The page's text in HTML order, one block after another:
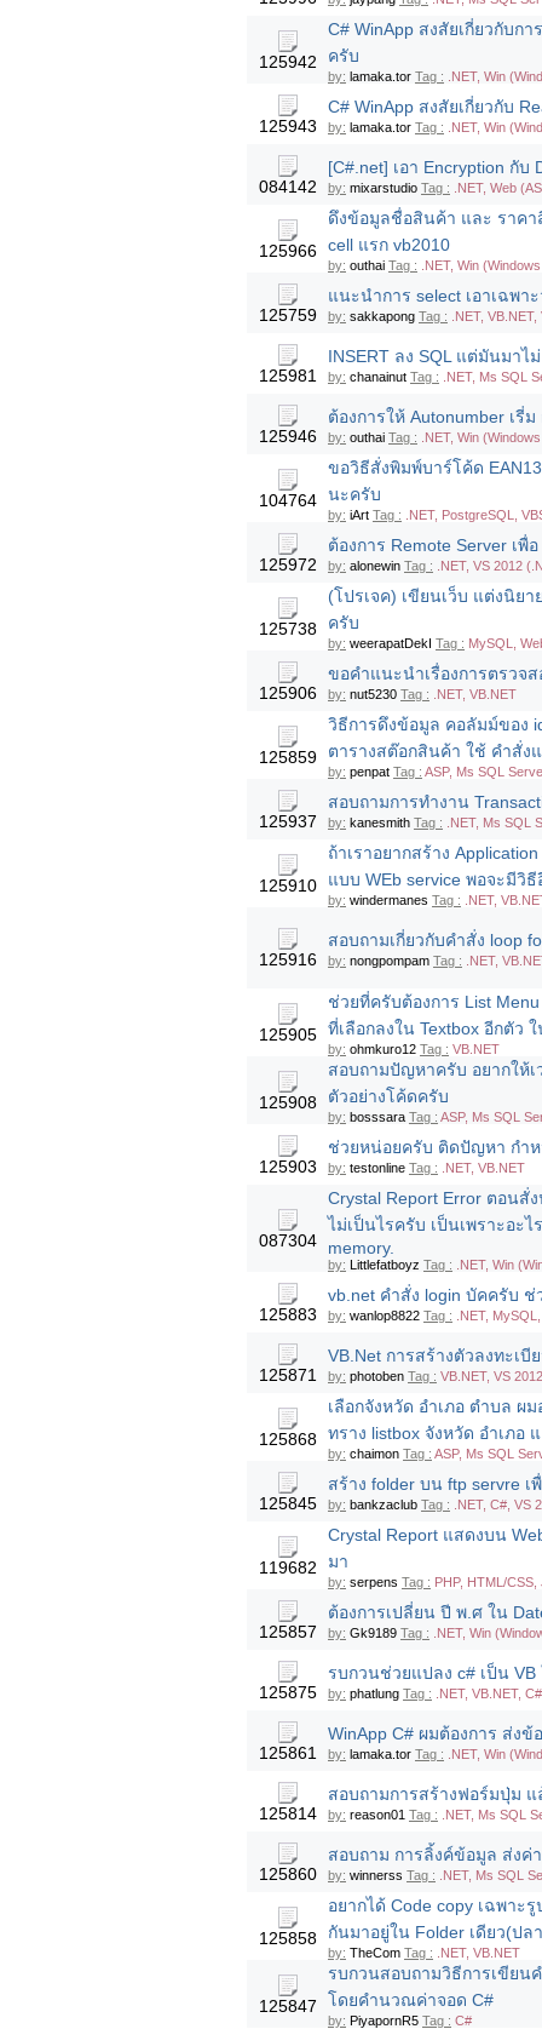
125942
C# WinApp สงสัยเกี่ยวกับก
ครับ
by: lamaka.tor Tag : .NET, Win
125943
C# WinApp สงสัยเกี่ยวกับ
by: lamaka.tor Tag : .NET, Win
084142
[C#.net] เอา Encryption กับ
by: mixarstudio Tag : .NET, Web
125966
ดึงข้อมูลชื่อสินค้า และ ราคา
cell แรก vb2010
by: outhai Tag : .NET, Win
125759
แนะนำการ select เอาเฉพ
by: sakkapong Tag : .NET,
125981
INSERT ลง SQL แต่มันมา
by: chanainut Tag : .NET, Ms SQL
125946
ต้องการให้ Autonumber เรี่
by: outhai Tag : .NET, Win
104764
ขอวิธีสั่งพิมพ์บาร์โค้ด
นะครับ
by: iArt Tag : .NET, PostgreSQL,
125972
ต้องการ Remote Server เ
by: alonewin Tag : .NET, VS 2012
125738
(โปรเจค) เขียนเว็บ แต่งนิ
ครับ
by: weerapatDekI Tag : MySQL,
125906
ขอคำแนะนำเรื่องการตรวจ
by: nut5230 Tag : .NET, VB.NET
125859
วิธีการดึงข้อมูล คอลัมม์ของ
ตารางสต๊อกสินค้า ใช้ คำสั่ง
by: penpat Tag : ASP, Ms SQL
125937
สอบถามการทำงาน
by: kanesmith Tag : .NET, Ms SQL
125910
ถ้าเราอยากสร้าง
แบบ WEb service พอจะมีวิ
by: windermanes Tag : .NET,
125916
สอบถามเกี่ยวกับคำสั่ง loop
by: nongpompam Tag : .NET,
125905
ช่วยที่ครับต้องการ List
ที่เลือกลงใน Textbox อีกตัว
by: ohmkuro12 Tag : VB.NET
125908
สอบถามปัญหาครับ อยากให้
ตัวอย่างโค้ดครับ
by: bosssara Tag : ASP, Ms SQL
125903
ช่วยหน่อยครับ ติดปัญหา กำห
by: testonline Tag : .NET, VB.NET
087304
Crystal Report Error ตอนสั่
ไม่เป็นไรครับ เป็นเพราะอะ
memory.
by: Littlefatboyz Tag : .NET, Win
125883
vb.net คำสั่ง login บัคครับ
by: wanlop8822 Tag : .NET,
125871
VB.Net การสร้างตัวลงทะเบี
by: photoben Tag : VB.NET, VS
125868
เลือกจังหวัด อำเภอ ตำบล ผ
ทราง listbox จังหวัด อำเภอ
by: chaimon Tag : ASP, Ms SQL
125845
สร้าง folder บน ftp servre
by: bankzaclub Tag : .NET, C#, VS
119682
Crystal Report แสดงบน
มา
by: serpens Tag : PHP, HTML/
125857
ต้องการเปลี่ยน ปี พ.ศ ใน
by: Gk9189 Tag : .NET, Win
125875
รบกวนช่วยแปลง c# เป็น
by: phatlung Tag : .NET, VB.NET,
125861
WinApp C# ผมต้องการ ส่ง
by: lamaka.tor Tag : .NET, Win
125814
สอบถามการสร้างฟอร์มปุ่ม
by: reason01 Tag : .NET, Ms SQL
125860
สอบถาม การลิ้งค์ข้อมูล ส่งค่
by: winnerss Tag : .NET, Ms SQL
125858
อยากได้ Code copy เฉพาะ
กันมาอยู่ใน Folder เดียว(ปล
by: TheCom Tag : .NET, VB.NET
125847
รบกวนสอบถามวิธีการเขียน
โดยคำนวณค่าจอด C#
by: PiyapornR5 Tag : C#